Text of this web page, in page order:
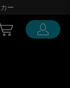
ー
Cart Ubigi